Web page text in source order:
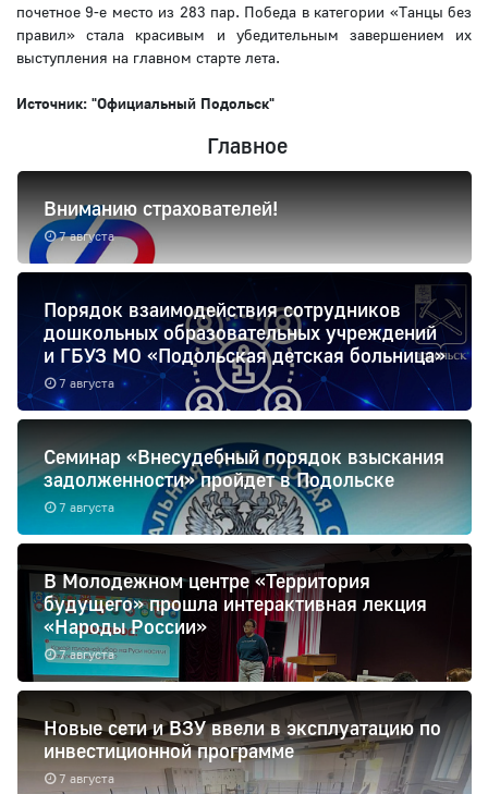
почетное 9-е место из 283 пар. Победа в категории «Танцы без
правил» стала красивым и убедительным завершением их
выступления на главном старте лета.
Источник: "Официальный Подольск"
Главное
7 августа
Вниманию страхователей!
7 августа
Порядок взаимодействия сотрудников
дошкольных образовательных учреждений
и ГБУЗ МО «Подольская детская больница»
7 августа
Семинар «Внесудебный порядок взыскания
задолженности» пройдет в Подольске
7 августа
В Молодежном центре «Территория
будущего» прошла интерактивная лекция
«Народы России»
7 августа
Новые сети и ВЗУ ввели в эксплуатацию по
инвестиционной программе